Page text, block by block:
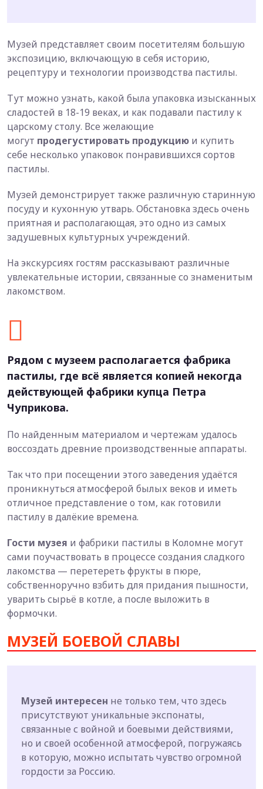
Музей представляет своим посетителям большую
экспозицию, включающую в себя историю,
рецептуру и технологии производства пастилы.
Тут можно узнать, какой была упаковка изысканных
сладостей в 18-19 веках, и как подавали пастилу к
царскому столу. Все желающие
могут продегустировать продукцию и купить
себе несколько упаковок понравившихся сортов
пастилы.
Музей демонстрирует также различную старинную
посуду и кухонную утварь. Обстановка здесь очень
приятная и располагающая, это одно из самых
задушевных культурных учреждений.
На экскурсиях гостям рассказывают различные
увлекательные истории, связанные со знаменитым
лакомством.
Рядом с музеем располагается фабрика
пастилы, где всё является копией некогда
действующей фабрики купца Петра
Чуприкова.
По найденным материалом и чертежам удалось
воссоздать древние производственные аппараты.
Так что при посещении этого заведения удаётся
проникнуться атмосферой былых веков и иметь
отличное представление о том, как готовили
пастилу в далёкие времена.
Гости музея и фабрики пастилы в Коломне могут
сами поучаствовать в процессе создания сладкого
лакомства — перетереть фрукты в пюре,
собственноручно взбить для придания пышности,
уварить сырьё в котле, а после выложить в
формочки.
МУЗЕЙ БОЕВОЙ СЛАВЫ
Музей интересен не только тем, что здесь
присутствуют уникальные экспонаты,
связанные с войной и боевыми действиями,
но и своей особенной атмосферой, погружаясь
в которую, можно испытать чувство огромной
гордости за Россию.